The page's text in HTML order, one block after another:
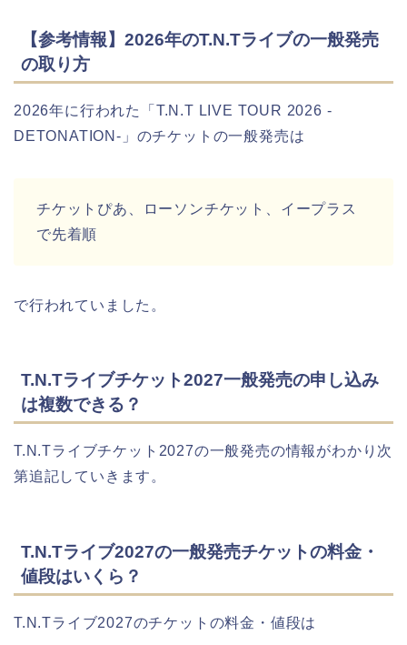
【参考情報】2026年のT.N.Tライブの一般発売
の取り方
2026年に行われた「T.N.T LIVE TOUR 2026 -
DETONATION-」のチケットの一般発売は
チケットぴあ、ローソンチケット、イープラス
で先着順
で行われていました。
T.N.Tライブチケット2027一般発売の申し込み
は複数できる？
T.N.Tライブチケット2027の一般発売の情報がわかり次
第追記していきます。
T.N.Tライブ2027の一般発売チケットの料金・
値段はいくら？
T.N.Tライブ2027のチケットの料金・値段は